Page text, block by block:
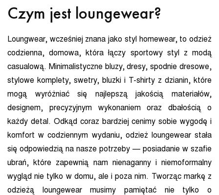
Czym jest loungewear?
Loungwear, wcześniej znana jako styl homewear, to odzież
codzienna, domowa, która łączy sportowy styl z modą
casualową. Minimalistyczne bluzy, dresy, spodnie dresowe,
stylowe komplety, swetry, bluzki i T-shirty z dzianin, które
mogą wyróżniać się najlepszą jakością materiałów,
designem, precyzyjnym wykonaniem oraz dbałością o
każdy detal. Odkąd coraz bardziej cenimy sobie wygodę i
komfort w codziennym wydaniu, odzież loungewear stała
się odpowiedzią na nasze potrzeby — posiadanie w szafie
ubrań, które zapewnią nam nienaganny i niemoformalny
wygląd nie tylko w domu, ale i poza nim. Tworząc markę z
odzieżą loungewear musimy pamiętać nie tylko o